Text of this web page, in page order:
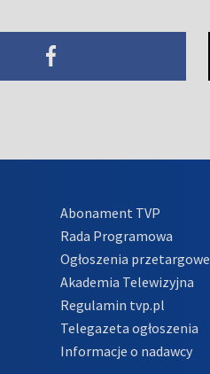
Abonament TVP
Rada Programowa
Ogłoszenia przetargowe
Akademia Telewizyjna
Regulamin tvp.pl
Telegazeta ogłoszenia
Informacje o nadawcy